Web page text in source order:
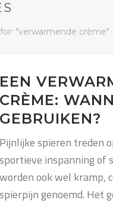
"verwarmende crème"
EEN
CRÈME:
GEBRUIKEN?
Pijnlijke spieren treden
sportieve inspanning of
worden ook wel kramp,
spierpijn genoemd. Het